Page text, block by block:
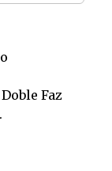
Faz